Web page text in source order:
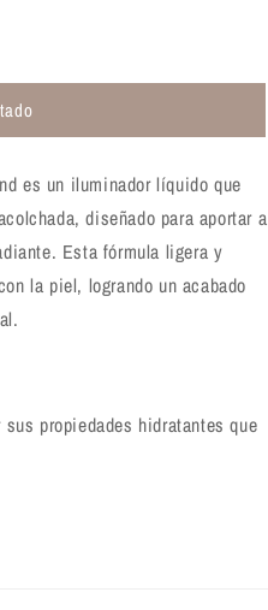
es un iluminador líquido que
diseñado para aportar a
Esta fórmula ligera y
la piel, logrando un acabado
propiedades hidratantes que